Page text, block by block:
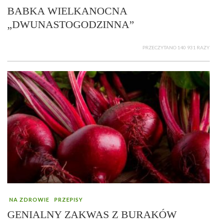
BABKA WIELKANOCNA
„DWUNASTOGODZINNA”
PRZECZYTANO 140 931 RAZY
NA ZDROWIE PRZEPISY
GENIALNY ZAKWAS Z BURAKÓW